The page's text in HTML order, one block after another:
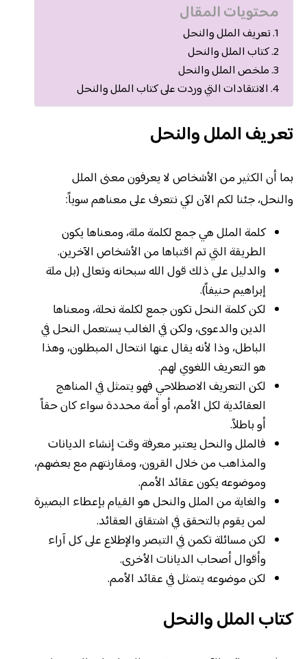
محتويات المقال
تعريف الملل والنحل
كتاب الملل والنحل
ملخص الملل والنحل
الانتقادات التي وردت على كتاب الملل والنحل
تعريف الملل والنحل
بما أن الكثير من الأشخاص لا يعرفون معنى الملل
والنحل، جئنا لكم الآن لكي نتعرف على معناهم سوياً:
كلمة الملل هي جمع لكلمة ملة، ومعناها يكون
الطريقة التي تم اقتباها من الأشخاص الآخرين.
والدليل على ذلك قول الله سبحانه وتعالى (بل ملة
إبراهيم حنيفاً).
لكن كلمة النحل تكون جمع لكلمة نحلة، ومعناها
الدين والدعوى، ولكن في الغالب يستعمل النحل في
الباطل، وذا لأنه يقال عنها انتحال المبطلون، وهذا
هو التعريف اللغوي لهم.
لكن التعريف الاصطلاحي فهو يتمثل في المناهج
العقائدية لكل الأمم، أو أمة محددة سواء كان حقاً
أو باطلاً.
فالملل والنحل يعتبر معرفة وقت إنشاء الديانات
والمذاهب من خلال القرون، ومقارنتهم مع بعضهم،
وموضوعه يكون عقائد الأمم.
والغاية من الملل والنحل هو القيام بإعطاء البصيرة
لمن يقوم بالتحقق في اشتقاق العقائد.
لكن مسائلة تكمن في التبصر والإطلاع على كل آراء
وأقوال أصحاب الديانات الأخرى.
لكن موضوعه يتمثل في عقائد الأمم.
كتاب الملل والنحل